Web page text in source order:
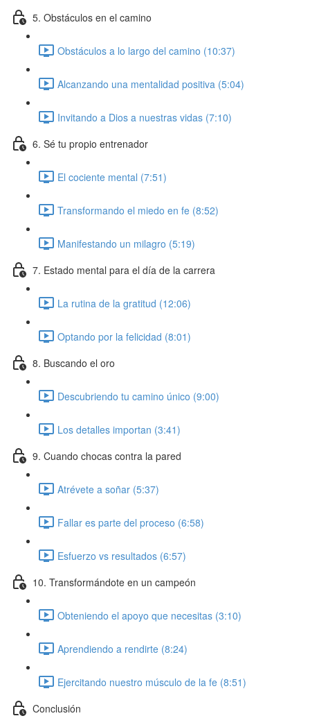
5. Obstáculos en el camino
Obstáculos a lo largo del camino (10:37)
Alcanzando una mentalidad positiva (5:04)
Invitando a Dios a nuestras vidas (7:10)
6. Sé tu propio entrenador
El cociente mental (7:51)
Transformando el miedo en fe (8:52)
Manifestando un milagro (5:19)
7. Estado mental para el día de la carrera
La rutina de la gratitud (12:06)
Optando por la felicidad (8:01)
8. Buscando el oro
Descubriendo tu camino único (9:00)
Los detalles importan (3:41)
9. Cuando chocas contra la pared
Atrévete a soñar (5:37)
Fallar es parte del proceso (6:58)
Esfuerzo vs resultados (6:57)
10. Transformándote en un campeón
Obteniendo el apoyo que necesitas (3:10)
Aprendiendo a rendirte (8:24)
Ejercitando nuestro músculo de la fe (8:51)
Conclusión